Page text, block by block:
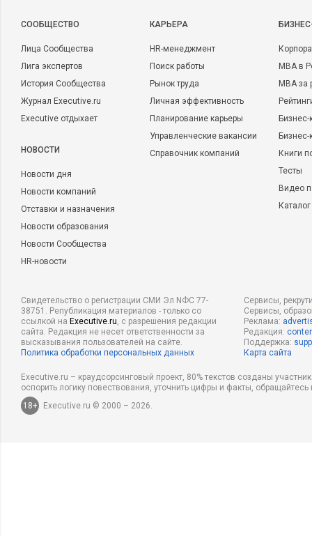
CООБЩЕСТВО
Лица Сообщества
Лига экспертов
История Сообщества
Журнал Executive.ru
Executive отдыхает
НОВОСТИ
Новости дня
Новости компаний
Отставки и назначения
Новости образования
Новости Сообщества
HR-новости
КАРЬЕРА
HR-менеджмент
Поиск работы
Рынок труда
Личная эффективность
Планирование карьеры
Управленческие вакансии
Справочник компаний
MBA в
MBA
Бизнес-
Книги
Тесты
Видео
Свидетельство о регистрации СМИ Эл NФС 77-
38751. Републикация материалов - только со
ссылкой на Executive.ru, с разрешения редакции
сайта. Редакция не несет ответственности за
высказывания пользователей на сайте.
Политика обработки персональных данных
Сервисы,
Сервисы,
Реклама:
Редакция:
Поддержка:
Карта сайта
Executive.ru – краудсорсинговый проект, 80% текстов созданы
оспорить логику повествования, уточнить цифры и факты,
18+
Executive.ru © 2000 – 2026.